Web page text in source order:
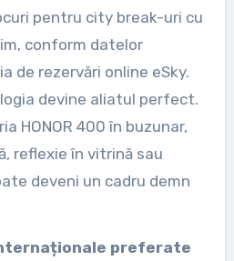
pentru city break-uri cu
conform datelor
de rezervări online eSky.
devine aliatul perfect.
HONOR 400 în buzunar,
reflexie în vitrină sau
deveni un cadru demn
preferate